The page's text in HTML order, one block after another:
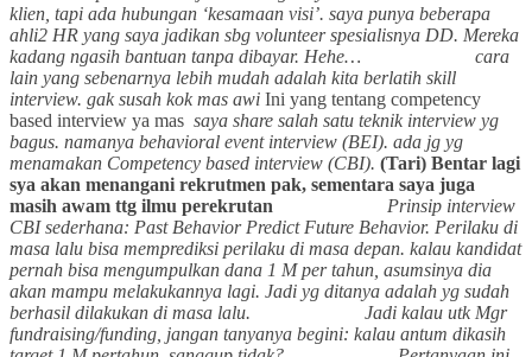
klien, tapi ada hubungan ‘kesamaan visi’. saya punya beberapa
ahli2 HR yang saya jadikan sbg volunteer spesialisnya DD. Mereka
kadang ngasih bantuan tanpa dibayar. Hehe… cara
lain yang sebenarnya lebih mudah adalah kita berlatih skill
interview. gak susah kok mas awi Ini yang tentang competency
based interview ya mas saya share salah satu teknik interview yg
bagus. namanya behavioral event interview (BEI). ada jg yg
menamakan Competency based interview (CBI). (Tari) Bentar lagi
sya akan menangani rekrutmen pak, sementara saya juga
masih awam ttg ilmu perekrutan Prinsip interview
CBI sederhana: Past Behavior Predict Future Behavior. Perilaku di
masa lalu bisa memprediksi perilaku di masa depan. kalau kandidat
pernah bisa mengumpulkan dana 1 M per tahun, asumsinya dia
akan mampu melakukannya lagi. Jadi yg ditanya adalah yg sudah
berhasil dilakukan di masa lalu. Jadi kalau utk Mgr
fundraising/funding, jangan tanyanya begini: kalau antum dikasih